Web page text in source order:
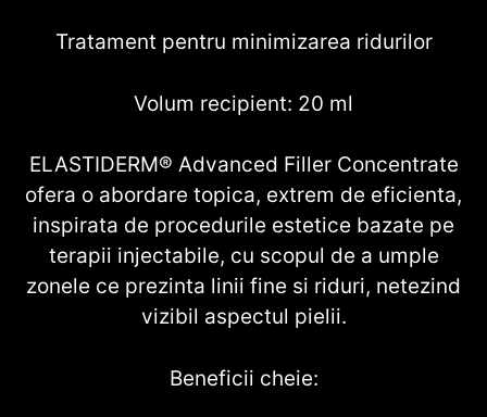
Tratament pentru minimizarea ridurilor
Volum recipient: 20 ml
ELASTIDERM® Advanced Filler Concentrate
ofera o abordare topica, extrem de eficienta,
inspirata de procedurile estetice bazate pe
terapii injectabile, cu scopul de a umple
zonele ce prezinta linii fine si riduri, netezind
vizibil aspectul pielii.
Beneficii cheie: